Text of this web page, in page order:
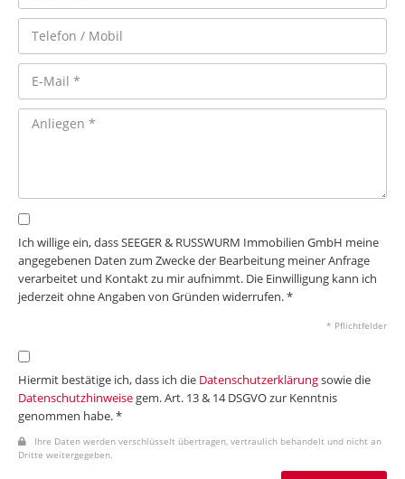
Ich willige ein, dass SEEGER & RUSSWURM Immobilien GmbH meine
angegebenen Daten zum Zwecke der Bearbeitung meiner Anfrage
verarbeitet und Kontakt zu mir aufnimmt. Die Einwilligung kann ich
jederzeit ohne Angaben von Gründen widerrufen. *
* Pflichtfelder
Hiermit bestätige ich, dass ich die Datenschutzerklärungsowie die
Datenschutzhinweisegem. Art. 13 & 14 DSGVO zur Kenntnis
genommen habe. *
Ihre Daten werden verschlüsselt übertragen, vertraulich behandelt und nicht an
Dritte weitergegeben.